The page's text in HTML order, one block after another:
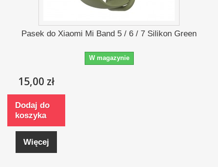
Pasek do Xiaomi Mi Band 5 / 6 / 7 Silikon Green
W magazynie
15,00 zł
Dodaj do
koszyka
Więcej